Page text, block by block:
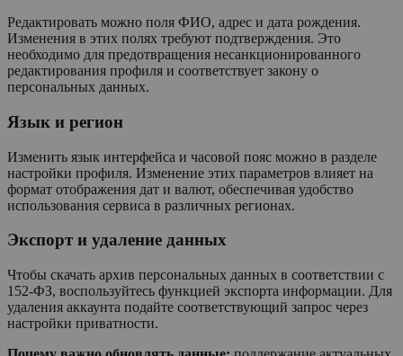
Редактировать можно поля ФИО, адрес и дата рождения.
Изменения в этих полях требуют подтверждения. Это
необходимо для предотвращения несанкционированного
редактирования профиля и соответствует закону о
персональных данных.
Язык и регион
Изменить язык интерфейса и часовой пояс можно в разделе
настройки профиля. Изменение этих параметров влияет на
формат отображения дат и валют, обеспечивая удобство
использования сервиса в различных регионах.
Экспорт и удаление данных
Чтобы скачать архив персональных данных в соответствии с
152-ФЗ, воспользуйтесь функцией экспорта информации. Для
удаления аккаунта подайте соответствующий запрос через
настройки приватности.